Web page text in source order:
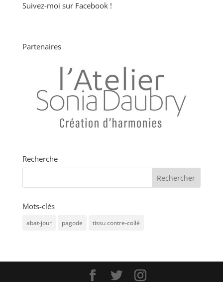
Suivez-moi sur Facebook !
Partenaires
Recherche
Mots-clés
abat-jour pagode tissu contre-collé